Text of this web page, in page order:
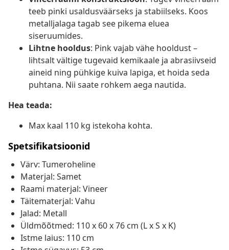
teeb pinki usaldusväärseks ja stabiilseks. Koos
metalljalaga tagab see pikema eluea
siseruumides.
Lihtne hooldus: Pink vajab vähe hooldust –
lihtsalt vältige tugevaid kemikaale ja abrasiivseid
aineid ning pühkige kuiva lapiga, et hoida seda
puhtana. Nii saate rohkem aega nautida.
Hea teada:
Max kaal 110 kg istekoha kohta.
Spetsifikatsioonid
Värv: Tumeroheline
Materjal: Samet
Raami materjal: Vineer
Täitematerjal: Vahu
Jalad: Metall
Üldmõõtmed: 110 x 60 x 76 cm (L x S x K)
Istme laius: 110 cm